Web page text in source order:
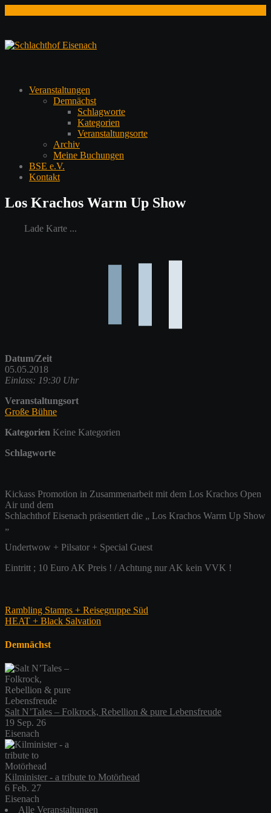
springen
Veranstaltungen
Demnächst
Schlagworte
Kategorien
Veranstaltungsorte
Archiv
Meine Buchungen
BSE e.V.
Kontakt
Los Krachos Warm Up Show
Lade Karte ...
Datum/Zeit
05.05.2018
Einlass: 19:30 Uhr
Veranstaltungsort
Große Bühne
Kategorien Keine Kategorien
Schlagworte
Kickass Promotion in Zusammenarbeit mit dem Los Krachos Open
Air und dem
Schlachthof Eisenach präsentiert die „ Los Krachos Warm Up Show
„
Undertwow + Pilsator + Special Guest
Eintritt ; 10 Euro AK Preis ! / Achtung nur AK kein VVK !
Beitragsnavigation
Rambling Stamps + Reisegruppe Süd
HEAT + Black Salvation
Demnächst
Salt N’Tales – Folkrock, Rebellion & pure Lebensfreude
19 Sep. 26
Eisenach
Kilminister - a tribute to Motörhead
6 Feb. 27
Eisenach
Alle Veranstaltungen